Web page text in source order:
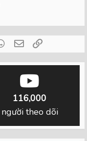
WhatsApp
Email
116,000
người theo dõi